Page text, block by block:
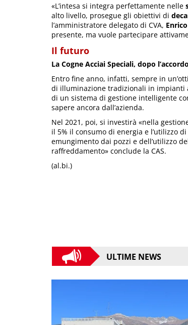
«L’intesa si integra perfettamente nelle
alto livello, prosegue gli obiettivi di
l’amministratore delegato di CVA,
presente, ma vuole partecipare
Il futuro
La Cogne Acciai Speciali, dopo
Entro fine anno, infatti, sempre in
di illuminazione tradizionali in impianti
di un sistema di gestione intelligente
sapere ancora dall’azienda.
Nel 2021, poi, si investirà «nella
il 5% il consumo di energia e l’utilizzo
emungimento dai pozzi e dell’utilizzo
raffreddamento» conclude la CAS.
(al.bi.)
ULTIME NEWS